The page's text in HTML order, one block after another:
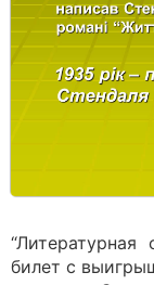
билет с